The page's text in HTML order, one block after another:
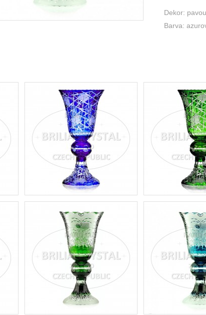
Dekor:
Barva: